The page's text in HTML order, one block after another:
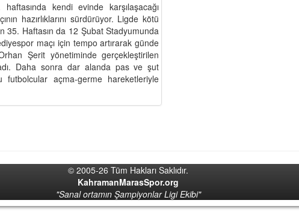
kendi evinde karşılaşacağı
hazırlıklarını sürdürüyor. Ligde kötü
35. Haftasın da 12 Şubat Stadyumunda
maçı için tempo artırarak günde
Şerit yönetiminde gerçekleştirilen
Daha sonra dar alanda pas ve şut
futbolcular açma-germe hareketleriyle
© 2005-26 Tüm Hakları Saklıdır.
KahramanMarasSpor.org
"Sanal ortamın Şampiyonlar Ligi Ekibi"